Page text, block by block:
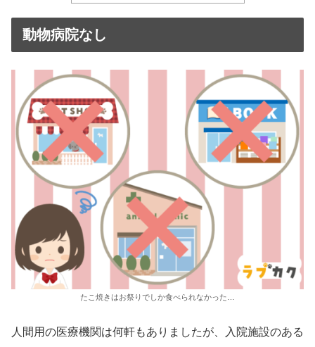
動物病院なし
たこ焼きはお祭りでしか食べられなかった…
人間用の医療機関は何軒もありましたが、入院施設のある